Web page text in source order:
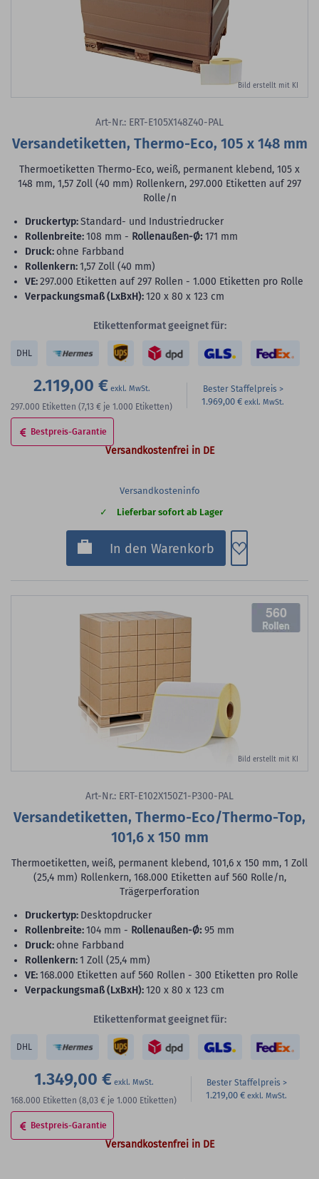
Bild erstellt mit KI
Art-Nr.: ERT-E105X148Z40-PAL
Versandetiketten, Thermo-Eco, 105 x 148 mm
Thermoetiketten Thermo-Eco, weiß, permanent klebend, 105 x
148 mm, 1,57 Zoll (40 mm) Rollenkern, 297.000 Etiketten auf 297
Rolle/n
Druckertyp:Standard- und Industriedrucker
Rollenbreite:108 mm - Rollenaußen-Ø: 171 mm
Druck: ohne Farbband
Rollenkern:1,57 Zoll (40 mm)
VE:297.000 Etiketten auf 297 Rollen - 1.000 Etiketten pro Rolle
Verpackungsmaß (LxBxH):120 x 80 x 123 cm
Etikettenformat geeignet für:
DHL
2.119,00 €
297.000 Etiketten (7,13 € je 1.000 Etiketten)
Bester Staffelpreis
1.969,00 €
Bestpreis-Garantie
Versandkostenfrei in DE
Versandkosteninfo
Lieferbar sofort ab Lager
In den Warenkorb Zum
560
Bild erstellt mit KI
Art-Nr.: ERT-E102X150Z1-P300-PAL
Versandetiketten, Thermo-Eco/Thermo-Top,
101,6 x 150 mm
Thermoetiketten, weiß, permanent klebend, 101,6 x 150 mm, 1 Zoll
(25,4 mm) Rollenkern, 168.000 Etiketten auf 560 Rolle/n,
Trägerperforation
Druckertyp: Desktopdrucker
Rollenbreite:104 mm - Rollenaußen-Ø: 95 mm
Druck: ohne Farbband
Rollenkern:1 Zoll (25,4 mm)
VE:168.000 Etiketten auf 560 Rollen - 300 Etiketten pro Rolle
Verpackungsmaß (LxBxH):120 x 80 x 123 cm
Etikettenformat geeignet für:
DHL
1.349,00 €
168.000 Etiketten (8,03 € je 1.000 Etiketten)
Bester Staffelpreis
1.219,00 €
Bestpreis-Garantie
Versandkostenfrei in DE